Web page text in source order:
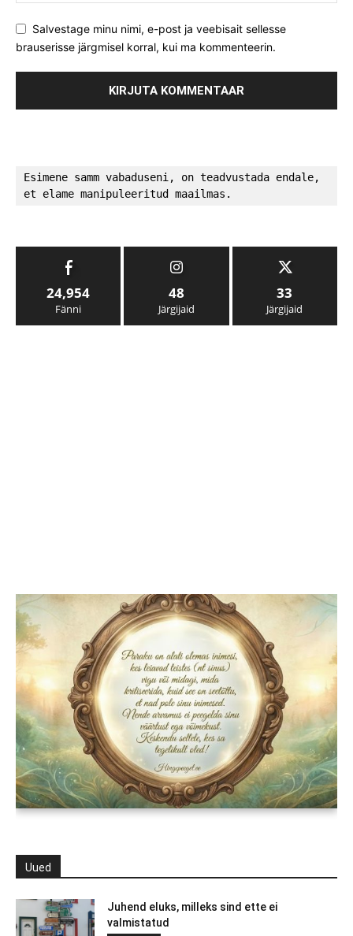
Salvestage minu nimi, e-post ja veebisait sellesse
brauserisse järgmisel korral, kui ma kommenteerin.
Esimene samm vabaduseni, on teadvustada endale,
et elame manipuleeritud maailmas.
24,954
Fänni
48
Järgijaid
33
Järgijaid
Uued
Juhend eluks, milleks sind ette ei
valmistatud